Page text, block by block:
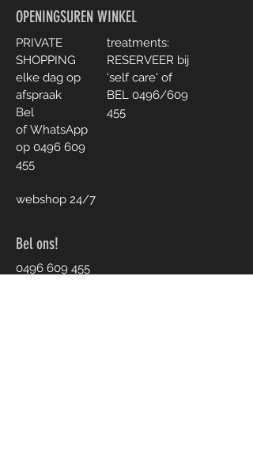
OPENINGSUREN WINKEL
PRIVATE
SHOPPING
elke dag op
afspraak
Bel
ofWhatsApp
op 0496 609
455
webshop 24/7
treatments:
RESERVEER bij
'self care' of
BEL 0496/609
455
Bel ons!
0496 609 455